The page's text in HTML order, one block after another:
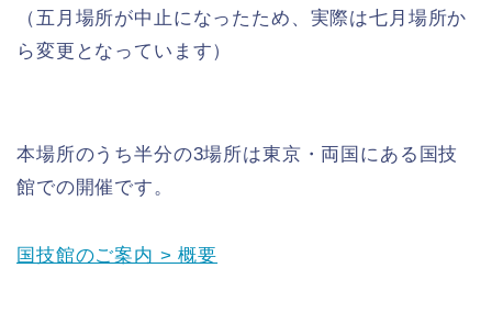
（五月場所が中止になったため、実際は七月場所か
ら変更となっています）
本場所のうち半分の3場所は東京・両国にある国技
館での開催です。
国技館のご案内 > 概要